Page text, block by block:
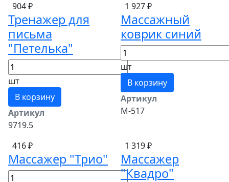
904 ₽
Тренажер для
письма
"Петелька"
шт
В корзину
Артикул
9719.5
1 927 ₽
Массажный
коврик синий
шт
В корзину
Артикул
М-517
416 ₽
Массажер "Трио"
1 319 ₽
Массажер
"Квадро"